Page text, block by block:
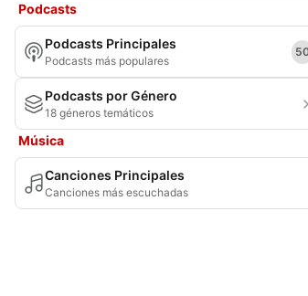
Podcasts
Podcasts Principales
Podcasts más populares
Podcasts por Género
18 géneros temáticos
Música
Canciones Principales
Canciones más escuchadas